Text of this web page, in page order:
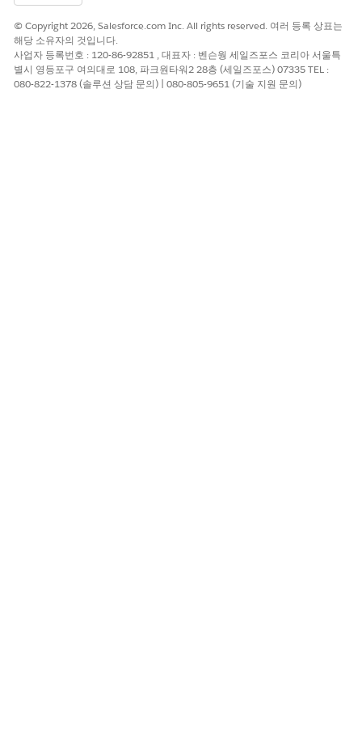
© Copyright 2026, Salesforce.com Inc. All rights reserved. 여러 등록 상표는
해당 소유자의 것입니다.
사업자 등록번호 : 120-86-92851 , 대표자 : 벤슨웡 세일즈포스 코리아 서울특
별시 영등포구 여의대로 108, 파크원타워2 28층 (세일즈포스) 07335 TEL :
080-822-1378 (솔루션 상담 문의) | 080-805-9651 (기술 지원 문의)